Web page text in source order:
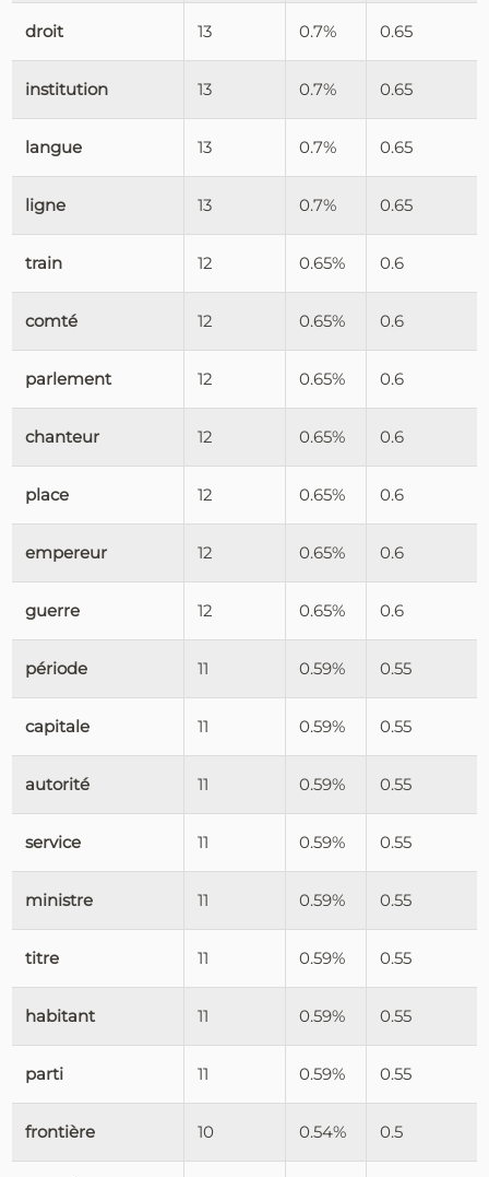
droit 13 0.7% 0.65
institution 13 0.7% 0.65
langue 13 0.7% 0.65
ligne 13 0.7% 0.65
train 12 0.65% 0.6
comté 12 0.65% 0.6
parlement 12 0.65% 0.6
chanteur 12 0.65% 0.6
place 12 0.65% 0.6
empereur 12 0.65% 0.6
guerre 12 0.65% 0.6
période 11 0.59% 0.55
capitale 11 0.59% 0.55
autorité 11 0.59% 0.55
service 11 0.59% 0.55
ministre 11 0.59% 0.55
titre 11 0.59% 0.55
habitant 11 0.59% 0.55
parti 11 0.59% 0.55
frontière 10 0.54% 0.5